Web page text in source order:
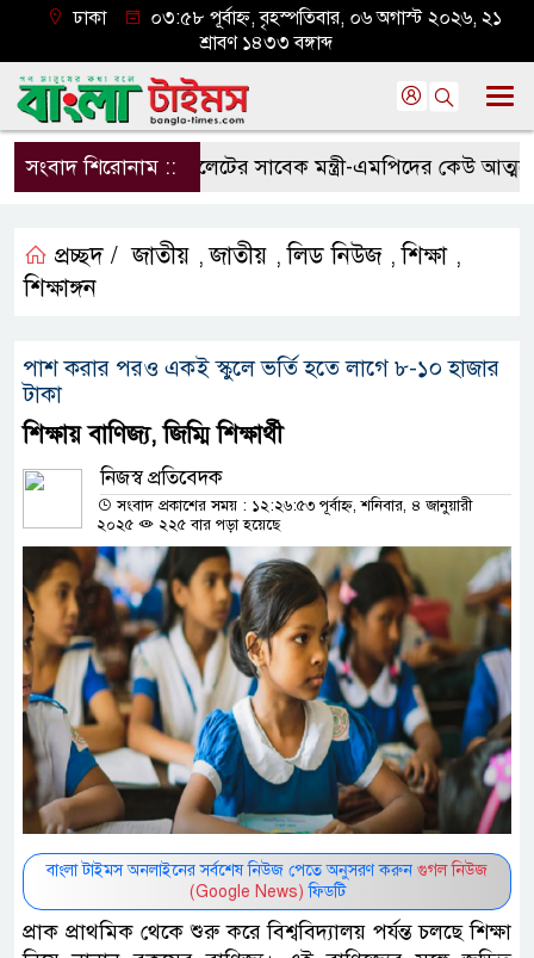
ঢাকা
০৩:৫৮ পূর্বাহ্ন, বৃহস্পতিবার, ০৬ অগাস্ট ২০২৬, ২১
শ্রাবণ ১৪৩৩ বঙ্গাব্দ
সংবাদ শিরোনাম ::সিলেটের সাবেক মন্ত্রী-এমপিদের কেউ
প্রচ্ছদ / জাতীয় ,জাতীয় ,লিড নিউজ ,শিক্ষা ,
শিক্ষাঙ্গন
পাশ করার পরও একই স্কুলে ভর্তি হতে লাগে ৮-১০ হাজার
টাকা
শিক্ষায় বাণিজ্য, জিম্মি শিক্ষার্থী
নিজস্ব প্রতিবেদক
সংবাদ প্রকাশের সময় : ১২:২৬:৫৩ পূর্বাহ্ন, শনিবার, ৪ জানুয়ারী
২০২৫
২২৫ বার পড়া হয়েছে
বাংলা টাইমস অনলাইনের সর্বশেষ নিউজ পেতে অনুসরণ করুন গুগল নিউজ
(Google News) ফিডটি
প্রাক প্রাথমিক থেকে শুরু করে বিশ্ববিদ্যালয় পর্যন্ত চলছে শিক্ষা